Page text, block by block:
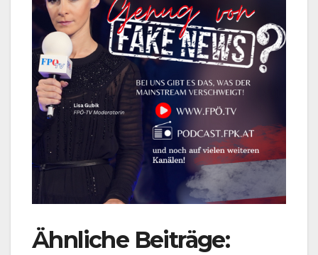
Ähnliche Beiträge: